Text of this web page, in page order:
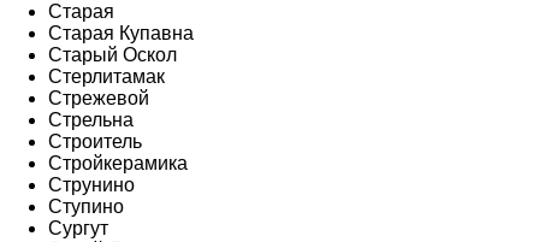
Старая
Старая Купавна
Старый Оскол
Стерлитамак
Стрежевой
Стрельна
Строитель
Стройкерамика
Струнино
Ступино
Сургут